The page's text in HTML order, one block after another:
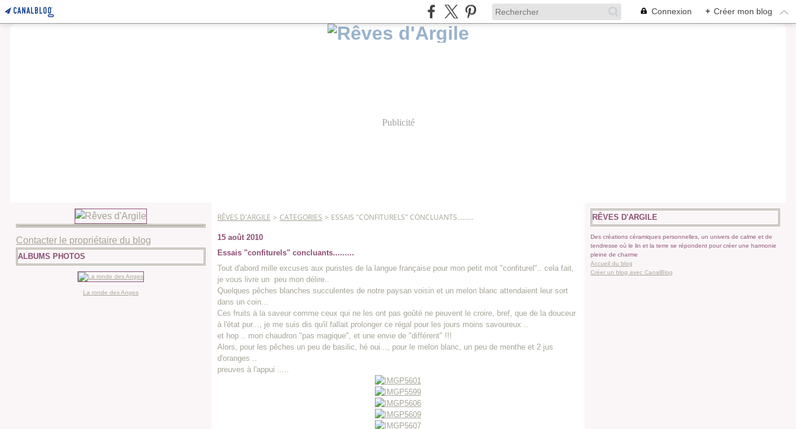
Connexion + Créer mon blog
Publicité
Contacter le propriétaire du blog
ALBUMS PHOTOS
La ronde des Anges
RÊVES D'ARGILE > CATEGORIES > ESSAIS "CONFITURELS" CONCLUANTS.........
15 août 2010
Essais "confiturels" concluants.........
Tout d'abord mille excuses aux puristes de la langue française pour mon petit mot "confiturel".. cela fait,
je vous livre un peu mon délire..
Quelques pêches blanches succulentes de notre paysan voisin et un melon blanc attendaient leur sort
dans un coin...
Ces fruits à la saveur comme ceux qui ne les ont pas goûté ne peuvent le croire, bref, que de la douceur
à l'état pur..., je me suis dis qu'il fallait prolonger ce régal pour les jours moins savoureux ..
et hop .. mon chaudron "pas magique", et une envie de "différent" !!!
Alors, pour les pêches un peu de basilic, hé oui..., pour le melon blanc, un peu de menthe et 2 jus
d'oranges ..
preuves à l'appui .....
RÊVES D'ARGILE
Des créations céramiques personnelles, un univers de calme et de
tendresse où le lin et la terre se répondent pour créer une harmonie
pleine de charme
Accueil du blog
Créer un blog avec CanalBlog